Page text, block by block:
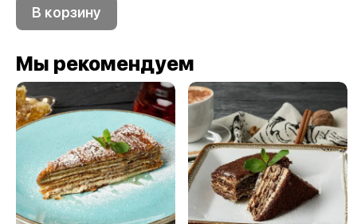
В корзину
Мы рекомендуем